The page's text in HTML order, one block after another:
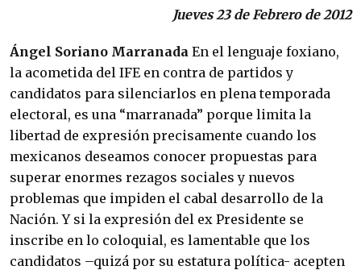
Jueves 23 de Febrero de 2012
Ángel Soriano Marranada En el lenguaje foxiano,
la acometida del IFE en contra de partidos y
candidatos para silenciarlos en plena temporada
electoral, es una “marranada” porque limita la
libertad de expresión precisamente cuando los
mexicanos deseamos conocer propuestas para
superar enormes rezagos sociales y nuevos
problemas que impiden el cabal desarrollo de la
Nación. Y si la expresión del ex Presidente se
inscribe en lo coloquial, es lamentable que los
candidatos –quizá por su estatura política- acepten